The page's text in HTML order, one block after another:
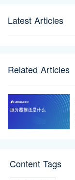
Latest Articles
Related Articles
Content Tags